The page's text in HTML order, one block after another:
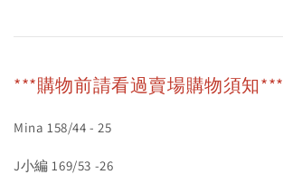
***購物前請看過賣場購物須知***
Mina 158/44 - 25
J小編 169/53 -26